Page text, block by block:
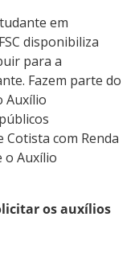
em
disponibiliza
para a
Fazem parte do
Auxílio
com Renda
o Auxílio
os auxílios